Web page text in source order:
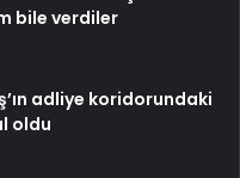
bile verdiler
adliye koridorundaki
oldu